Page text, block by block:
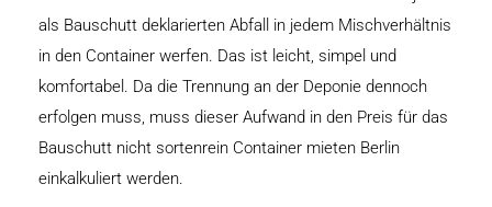
als Bauschutt deklarierten Abfall in jedem Mischverhältnis
in den Container werfen. Das ist leicht, simpel und
komfortabel. Da die Trennung an der Deponie dennoch
erfolgen muss, muss dieser Aufwand in den Preis für das
Bauschutt nicht sortenrein Container mieten Berlin
einkalkuliert werden.